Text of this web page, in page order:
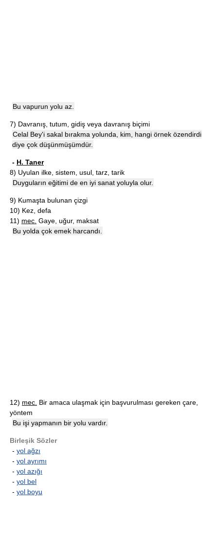
Bu vapurun yolu az.
7) Davranış, tutum, gidiş veya davranış biçimi
Celal Bey'i sakal bırakma yolunda, kim, hangi örnek özendirdi
diye çok düşünmüşümdür.
- H. Taner
8) Uyulan ilke, sistem, usul, tarz, tarik
Duyguların eğitimi de en iyi sanat yoluyla olur.
9) Kumaşta bulunan çizgi
10) Kez, defa
11) mec. Gaye, uğur, maksat
Bu yolda çok emek harcandı.
12) mec. Bir amaca ulaşmak için başvurulması gereken çare,
yöntem
Bu işi yapmanın bir yolu vardır.
Birleşik Sözler
- yol ağzı
- yol ayrımı
- yol azığı
- yol bel
- yol boyu